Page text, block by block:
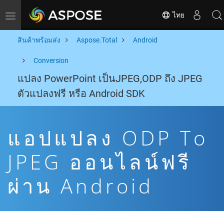
Toggle navigation ไทย
สินค้าพร้อมส่ง Aspose.Total Android
Conversion
แปลง PowerPoint เป็นJPEG,ODP ถึง JPEG
ตัวแปลงฟรี หรือ Android SDK
แอปแปลง ODP To
JPEG ออนไลน์ฟรี
ผ่าน Android